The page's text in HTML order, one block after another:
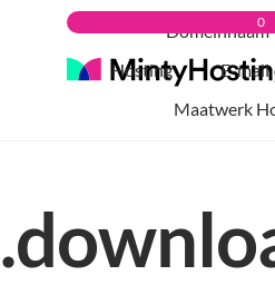
Domeinnaam
Hosting
E-mail
Maatwerk
0